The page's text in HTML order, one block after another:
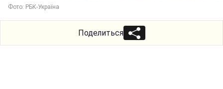
Фото: РБК-Україна
Поделиться